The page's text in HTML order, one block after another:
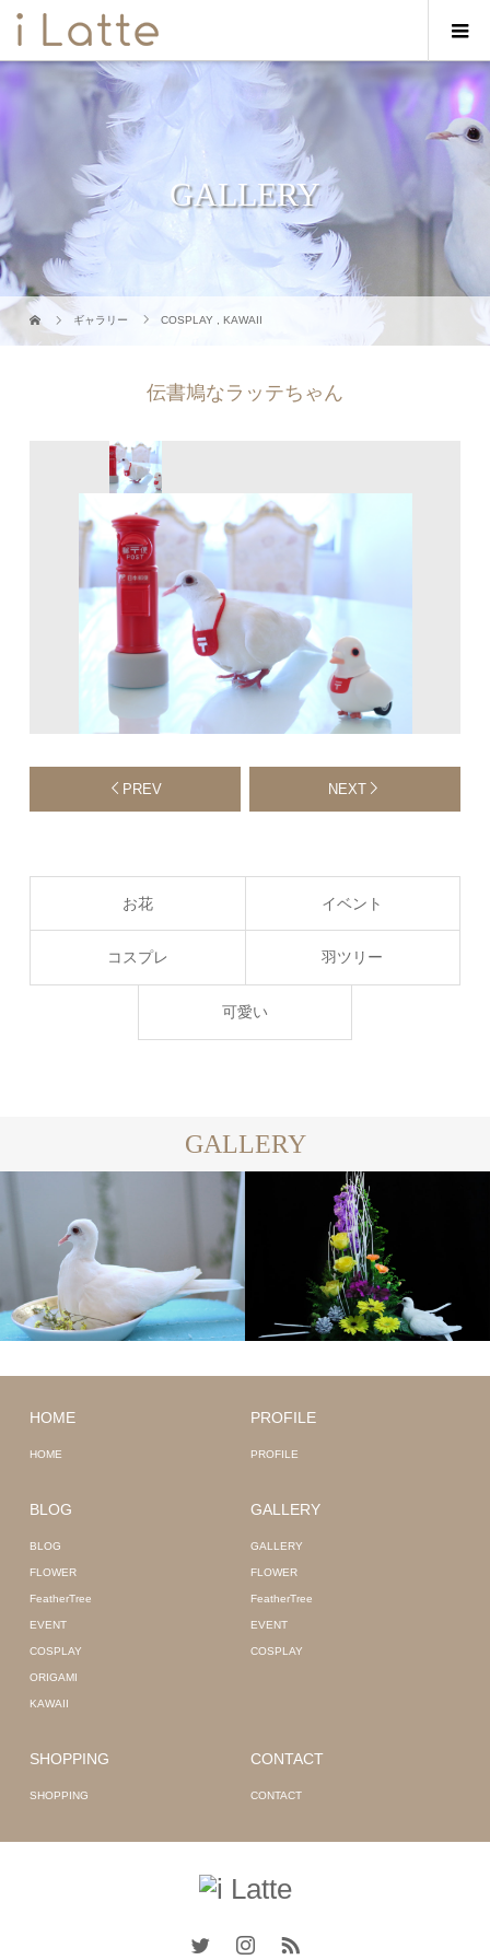
GALLERY
ギャラリー COSPLAY ,KAWAII
伝書鳩なラッテちゃん
PREV NEXT
お花 イベント
コスプレ 羽ツリー
可愛い
GALLERY
HOME
HOME
PROFILE
PROFILE
BLOG
BLOG
FLOWER
FeatherTree
EVENT
COSPLAY
ORIGAMI
KAWAII
GALLERY
GALLERY
FLOWER
FeatherTree
EVENT
COSPLAY
SHOPPING
SHOPPING
CONTACT
CONTACT